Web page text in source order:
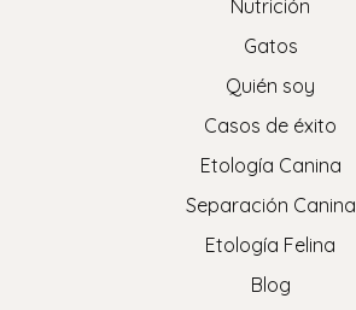
Nutrición
Gatos
Quién soy
Casos de éxito
Etología Canina
Separación Canina
Etología Felina
Blog